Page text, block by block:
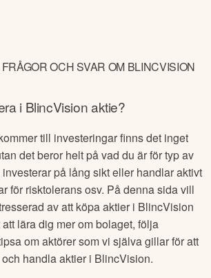
OCH SVAR OM BLINCVISION
i BlincVisionaktie?
till investeringar finns det inget
det beror helt på vad du är för typ av
på lång sikt eller handlar aktivt
för risktolerans osv. På denna sida vill
av att köpa aktier i BlincVision
lära dig mer om bolaget, följa
om aktörer som vi själva gillar för att
handla aktier i BlincVision.